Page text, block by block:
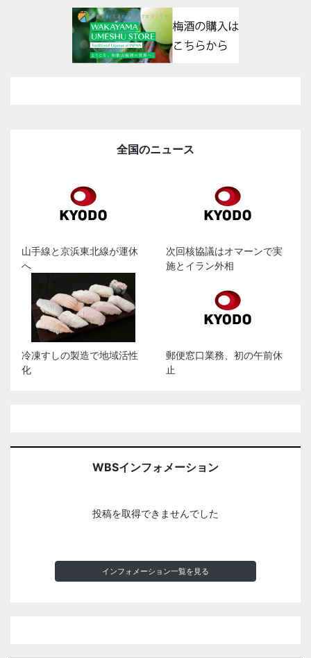
全国のニュース
山手線と京浜東北線が運休
へ
次回核協議はオマーンで実
施とイラン外相
冷凍すしの製造で地域活性
化
郵便窓口業務、初の午前休
止
WBSインフォメーション
投稿を取得できませんでした
インフォメーション一覧を見る